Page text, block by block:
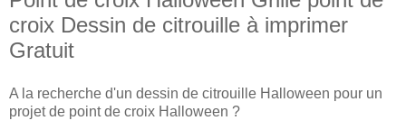
croix Dessin de citrouille à imprimer
Gratuit
A la recherche d'un dessin de citrouille Halloween pour un
projet de point de croix Halloween ?